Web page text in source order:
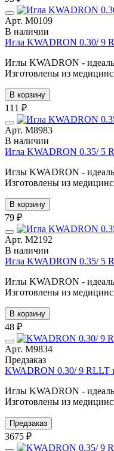
Арт. М0109
В наличии
Игла KWADRON 0.30/ 9
Иглы KWADRON -
Изготовлены из
В корзину
111 ₽
Арт. М8983
В наличии
Игла KWADRON 0.35/ 5
Иглы KWADRON -
Изготовлены из
В корзину
79 ₽
Арт. М2192
В наличии
Игла KWADRON 0.35/ 5
Иглы KWADRON -
Изготовлены из
В корзину
48 ₽
Арт. М9834
Предзаказ
KWADRON 0.30/ 9 RLLT
Иглы KWADRON -
Изготовлены из
Предзаказ
3675 ₽